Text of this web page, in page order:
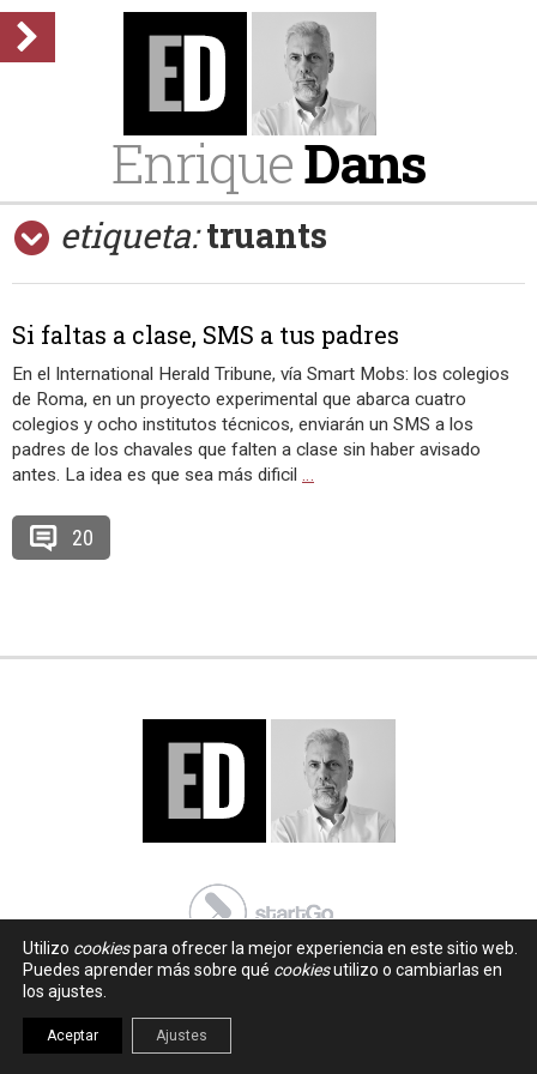
EnriqueDans
etiqueta: truants
Si faltas a clase, SMS a tus padres
En el International Herald Tribune, vía Smart Mobs: los colegios
de Roma, en un proyecto experimental que abarca cuatro
colegios y ocho institutos técnicos, enviarán un SMS a los
padres de los chavales que falten a clase sin haber avisado
antes. La idea es que sea más dificil …
20
Utilizo cookiespara ofrecer la mejor experiencia en este sitio web.
Puedes aprender más sobre qué cookiesutilizo o cambiarlas en
los ajustes.
Aceptar Ajustes